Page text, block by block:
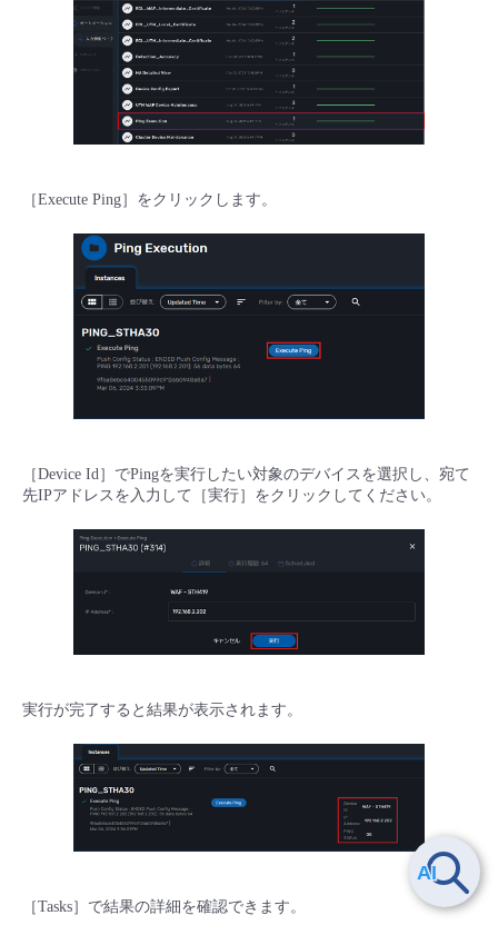
［Execute Ping］をクリックします。
［Device Id］でPingを実行したい対象のデバイスを選択し、宛て
先IPアドレスを入力して［実行］をクリックしてください。
実行が完了すると結果が表示されます。
［Tasks］で結果の詳細を確認できます。